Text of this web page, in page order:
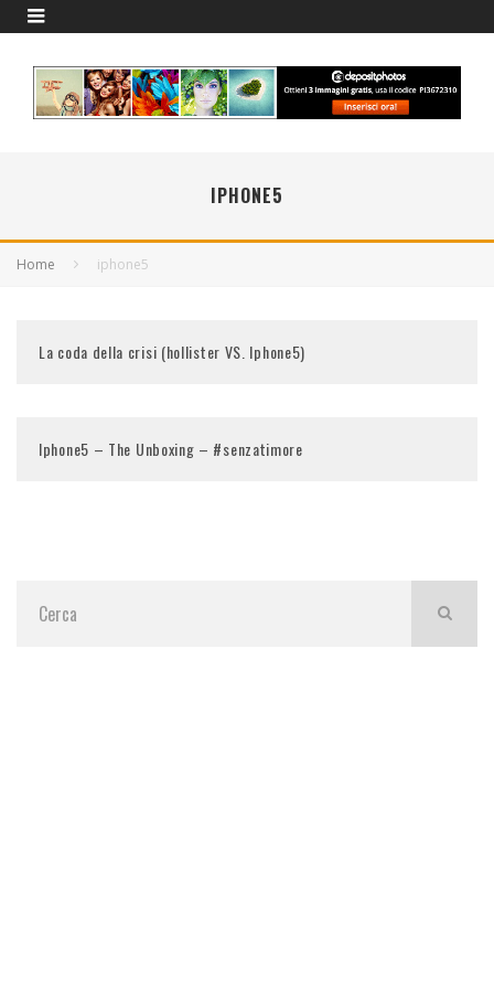
IPHONE5
Home iphone5
La coda della crisi (hollister VS. Iphone5)
Iphone5 – The Unboxing – #senzatimore